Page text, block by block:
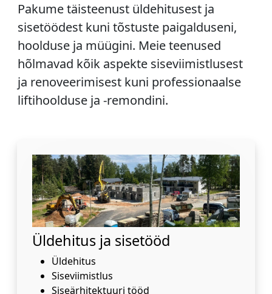
Pakume täisteenust üldehitusest ja
sisetöödest kuni tõstuste paigalduseni,
hoolduse ja müügini. Meie teenused
hõlmavad kõik aspekte siseviimistlusest
ja renoveerimisest kuni professionaalse
liftihoolduse ja -remondini.
Üldehitus ja sisetööd
Üldehitus
Siseviimistlus
Siseärhitektuuri tööd